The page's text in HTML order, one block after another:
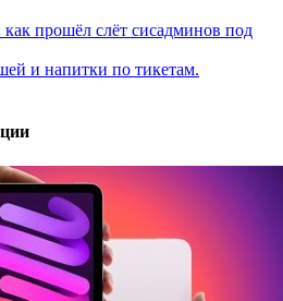
как прошёл слёт сисадминов под
и напитки по тикетам.